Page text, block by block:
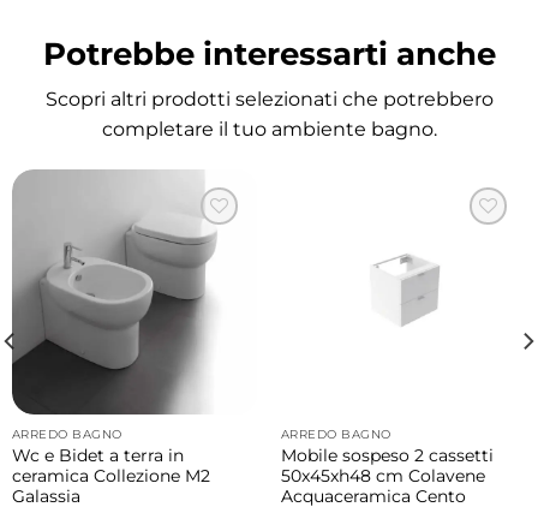
Potrebbe interessarti anche
Scopri altri prodotti selezionati che potrebbero
completare il tuo ambiente bagno.
ARREDO BAGNO
Wc e Bidet a terra in
ceramica Collezione M2
Galassia
ARREDO BAGNO
Mobile sospeso 2 cassetti
50x45xh48 cm Colavene
Acquaceramica Cento